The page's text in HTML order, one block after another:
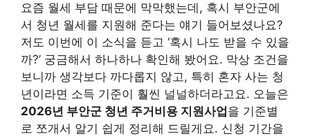
요즘 월세 부담 때문에 막막했는데, 혹시 부안군에
서 청년 월세를 지원해 준다는 얘기 들어보셨나요?
저도 이번에 이 소식을 듣고 ‘혹시 나도 받을 수 있을
까?’ 궁금해서 하나하나 확인해 봤어요. 막상 조건을
보니까 생각보다 까다롭지 않고, 특히 혼자 사는 청
년이라면 소득 기준이 훨씬 널널하더라고요. 오늘은
2026년 부안군 청년 주거비용 지원사업 을 기준별
로 쪼개서 알기 쉽게 정리해 드릴게요. 신청 기간을